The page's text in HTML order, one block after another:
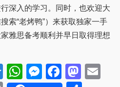
深入的学习。同时，也欢迎大
索“老烤鸭”）来获取独家一手
雅思备考顺利并早日取得理想
QzoneWhatsApp
Messenger